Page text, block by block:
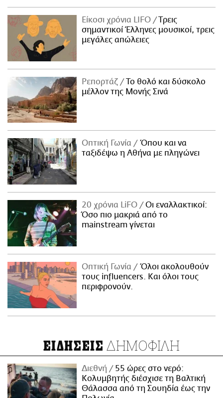
Είκοσι χρόνια LIFO
Tρεις
σημαντικοί Έλληνες μουσικοί, τρεις
μεγάλες απώλειες
Ρεπορτάζ
Το θολό και δύσκολο
μέλλον της Μονής Σινά
Οπτική Γωνία
Όπου και να
ταξιδέψω η Αθήνα με πληγώνει
20 χρόνια LiFO
Οι εναλλακτικοί:
Όσο πιο μακριά από το
mainstream γίνεται
Οπτική Γωνία
Όλοι ακολουθούν
τους influencers. Και όλοι τους
περιφρονούν.
ΕΙΔΗΣΕΙΣ ΔΗΜΟΦΙΛΗ
Διεθνή
55 ώρες στο νερό:
Κολυμβητής διέσχισε τη Βαλτική
Θάλασσα από τη Σουηδία έως την